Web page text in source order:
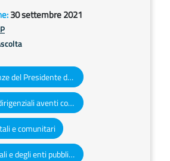
30 settembre 2021
Decreti e ordinanze del Presidente della Giunta regionale
Determinazioni dirigenziali aventi contenuto di interesse generale
e comunitari
Atti degli enti locali e degli enti pubblici e privati